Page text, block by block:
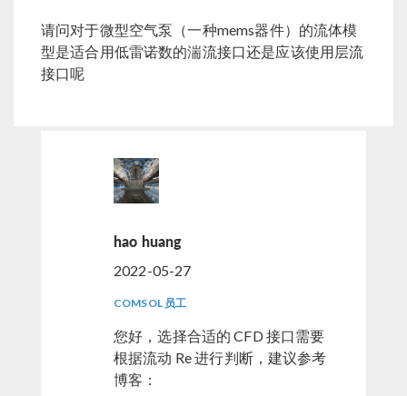
请问对于微型空气泵（一种mems器件）的流体模
型是适合用低雷诺数的湍流接口还是应该使用层流
接口呢
hao huang
2022-05-27
COMSOL 员工
您好，选择合适的 CFD 接口需要
根据流动 Re 进行判断，建议参考
博客：